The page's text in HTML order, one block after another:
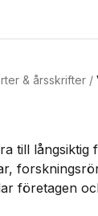
& årsskrifter
till långsiktig
företagen